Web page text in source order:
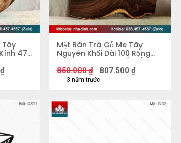
Tây
47
₫
Mặt Bàn Trà Gỗ Me Tây
Nguyên Khối Dài 100 Rộng
67-44-90 Dày 2,8 (cm)
3 năm trước
850.000₫ 807.500 ₫